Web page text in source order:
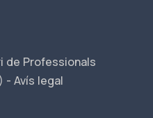
de Professionals
- Avís legal